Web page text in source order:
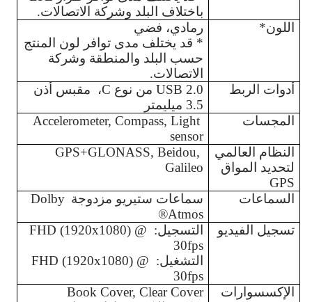
باختلاف البلد وشركة الاتصالات.
اللون*
رمادي، فضي
الاتصالات.
أدوات الربط
3.5 ميليمتر
المجسات
Accelerometer, Compass, Light
sensor
GPS
GPS+GLONASS, Beidou,
Galileo
السماعات
سماعات ستيريو مزدوجة Dolby
Atmos®
تسجيل الفيديو
التسجيل: FHD (1920x1080) @
30fps
التشغيل: FHD (1920x1080) @
30fps
الإكسسوارات
Book Cover, Clear Cover